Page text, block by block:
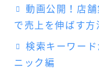
動画公開！店
で売上を伸ばす方
検索キーワー
ニック編